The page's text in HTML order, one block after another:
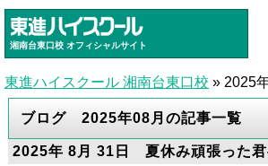
湘南台東口校 オフィシャルサイト
東進ハイスクール 湘南台東口校 » 2025
ブログ 2025年08月の記事一覧
2025年 8月 31日 夏休み頑張った